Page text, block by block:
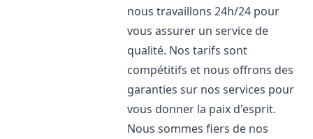
nous travaillons 24h/24 pour
vous assurer un service de
qualité. Nos tarifs sont
compétitifs et nous offrons des
garanties sur nos services pour
vous donner la paix d'esprit.
Nous sommes fiers de nos